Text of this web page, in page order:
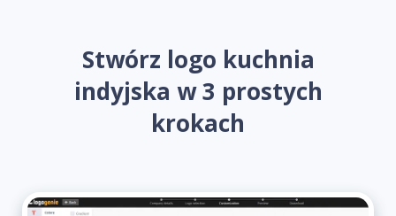
Stwórz logo kuchnia
indyjska w 3 prostych
krokach